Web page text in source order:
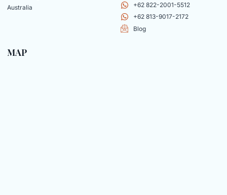
Australia
+62 822-2001-5512
+62 813-9017-2172
Blog
MAP